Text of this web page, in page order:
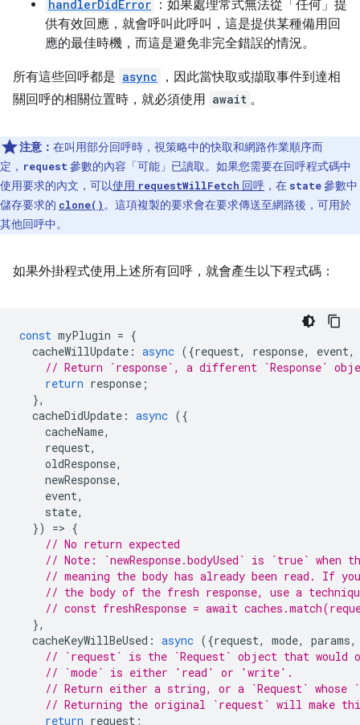
handlerDidError ：如果處理常式無法從「任何」 提
供有效回應，就會呼叫此呼叫，這是提供某種備用回
應的最佳時機，而這是避免非完全錯誤的情況。
所有這些回呼都是 async
，因此當快取或擷取事件到達相
關回呼的相關位置時，就必須使用 await 。
注意： 在叫用部分回呼時，視策略中的快取和網路作業順序而
定， request 參數的內容「可能」 已讀取。如果您需要在回呼程式碼中
使用要求的內文，可以使用 requestWillFetch 回呼 ，在 state參數中
儲存要求的 clone()。這項複製的要求會在要求傳送至網路後，可用於
其他回呼中。
如果外掛程式使用上述所有回呼，就會產生以下程式碼：
const myPlugin = {
cacheWillUpdate : async ({request, response, event,
// Return `response`, a different `Response`
return response ;
},
cacheDidUpdate : async ({
cacheName,
request,
oldResponse,
newResponse,
event,
state,
})
=> {
// No return expected
// Note: `newResponse.bodyUsed` is `true`
// meaning the body has already been read. If
// the body of the fresh response, use a
// const freshResponse = await
},
cacheKeyWillBeUsed : async ({request, mode, params,
// `request` is the `Request` object that would
// `mode` is either 'read' or 'write'.
// Return either a string, or a `Request` whose
// Returning the original `request` will make
return request ;